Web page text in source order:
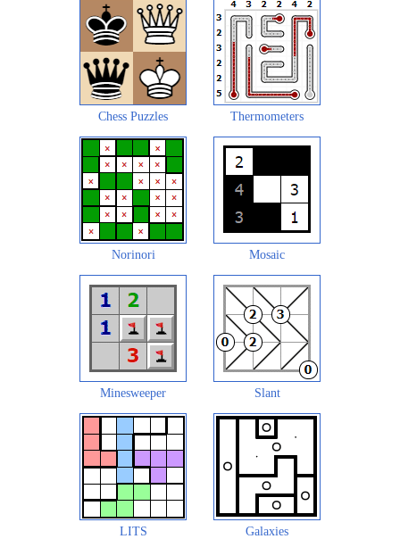
Chess Puzzles Thermometers
Norinori Mosaic
Minesweeper Slant
LITS Galaxies